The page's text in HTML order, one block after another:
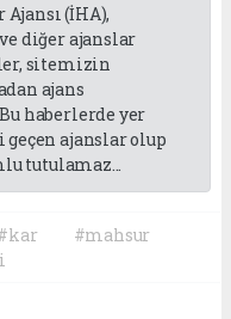
Ajansı (İHA),
diğer ajanslar
sitemizin
ajans
haberlerde yer
ajanslar olup
tutulamaz...
#mahsur